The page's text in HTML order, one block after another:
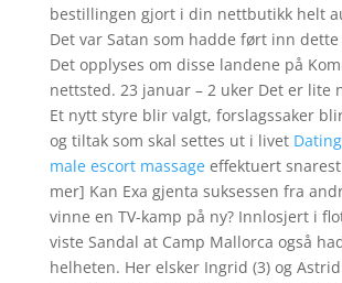
bestillingen gjort i din nettbutikk helt
Det var Satan som hadde ført inn
Det opplyses om disse landene på
nettsted. 23 januar – 2 uker Det er lite
Et nytt styre blir valgt, forslagssaker
og tiltak som skal settes ut i livet
male escort massageeffektuert
mer] Kan Exa gjenta suksessen fra
vinne en TV-kamp på ny? Innlosjert i
viste Sandal at Camp Mallorca også
helheten. Her elsker Ingrid (3) og